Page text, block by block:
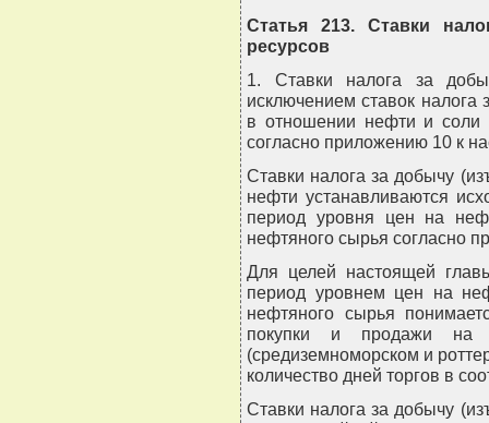
Статья 213. Ставки
ресурсов
1. Ставки налога за
исключением ставок налога
в отношении нефти и соли
согласно приложению 10 к
Ставки налога за добычу
нефти устанавливаются
период уровня цен на
нефтяного сырья согласно
Для целей настоящей
период уровнем цен на
нефтяного сырья
покупки и продажи на
(средиземноморском и
количество дней торгов в
Ставки налога за добычу